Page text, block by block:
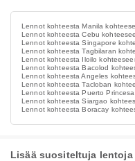
Lennot kohteesta Manila
Lennot kohteesta Cebu
Lennot kohteesta Singapore
Lennot kohteesta Tagbilaran
Lennot kohteesta Iloilo
Lennot kohteesta Bacolod
Lennot kohteesta Angeles
Lennot kohteesta Tacloban
Lennot kohteesta Puerto
Lennot kohteesta Siargao
Lennot kohteesta Boracay
Lisää suositeltuja lentoja